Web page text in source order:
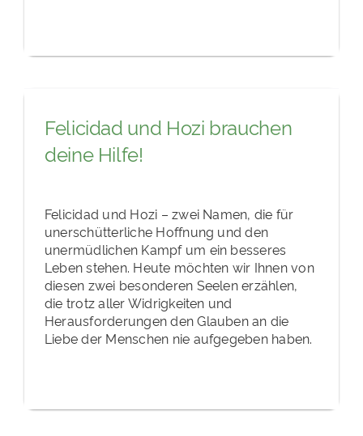
Felicidad und Hozi brauchen
deine Hilfe!
Felicidad und Hozi – zwei Namen, die für
unerschütterliche Hoffnung und den
unermüdlichen Kampf um ein besseres
Leben stehen. Heute möchten wir Ihnen von
diesen zwei besonderen Seelen erzählen,
die trotz aller Widrigkeiten und
Herausforderungen den Glauben an die
Liebe der Menschen nie aufgegeben haben.